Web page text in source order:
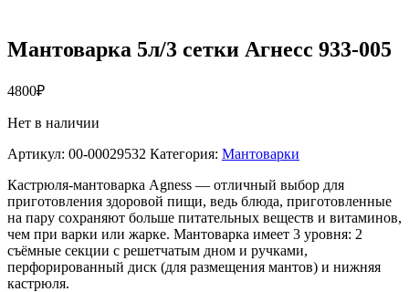
Мантоварка 5л/3 сетки Агнесс 933-005
4800₽
Нет в наличии
Артикул: 00-00029532 Категория: Мантоварки
Кастрюля-мантоварка Agness — отличный выбор для
приготовления здоровой пищи, ведь блюда, приготовленные
на пару сохраняют больше питательных веществ и витаминов,
чем при варки или жарке. Мантоварка имеет 3 уровня: 2
съёмные секции с решетчатым дном и ручками,
перфорированный диск (для размещения мантов) и нижняя
кастрюля.